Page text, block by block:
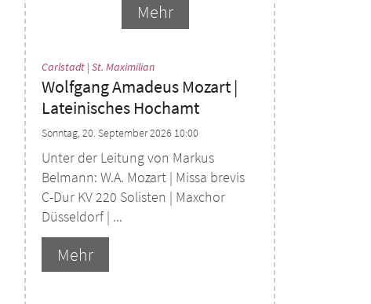
Mehr
Carlstadt | St. Maximilian:
Wolfgang Amadeus Mozart |
Lateinisches Hochamt
Sonntag, 20. September 2026 10:00
Unter der Leitung von Markus
Belmann: W.A. Mozart | Missa brevis
C-Dur KV 220 Solisten | Maxchor
Düsseldorf | ...
Mehr